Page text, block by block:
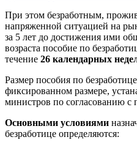
При этом безработным,
напряженной ситуацией на
за 5 лет до достижения ими
возраста пособие по
течение 26 календарных
Размер пособия по
фиксированном размере,
министров по согласованию с
Основными условиями
безработице определяются: